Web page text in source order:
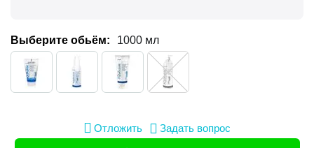
Выберите обьём: 1000 мл
Отложить Задать вопрос